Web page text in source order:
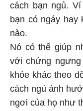
cách bạn ngủ.
bạn có ngáy hay
nào.
Nó có thể giúp
với chứng
khỏe khác theo
cách ngủ ảnh
ngơi của họ như